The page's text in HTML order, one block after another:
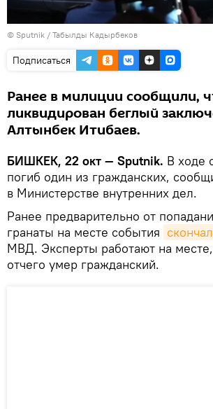
© Sputnik / Табылды Кадырбеков
Подписаться
Ранее в милиции сообщили,
ликвидирован беглый
Алтынбек Итибаев.
БИШКЕК, 22 окт — Sputnik. В ходе
погиб один из гражданских,
в Министерстве внутренних дел.
Ранее предварительно от
гранаты на месте события
МВД. Эксперты работают на
отчего умер гражданский.